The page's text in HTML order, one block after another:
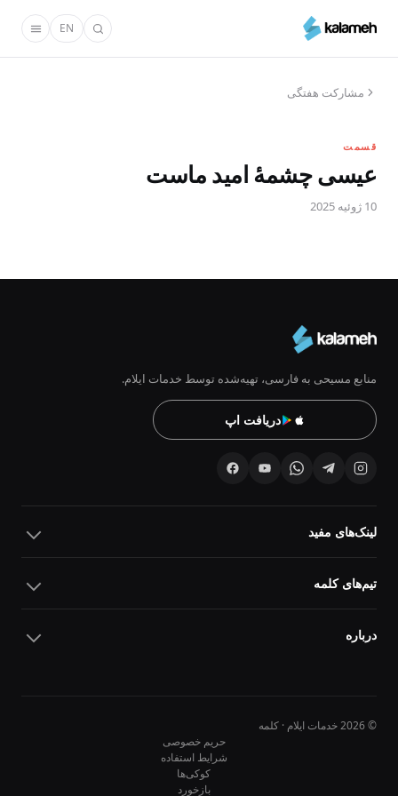
محتوای
EN
مشارکت هفتگی
قسمت
عیسی چشمهٔ امید ماست
10 ژوئیه 2025
منابع مسیحی به فارسی، تهیه‌شده توسط خدمات ایلام.
دریافت اپ
لینک‌های مفید
تیم‌های کلمه
درباره
© 2026 خدمات ایلام · کلمه
حریم خصوصی
شرایط استفاده
کوکی‌ها
بازخورد
10